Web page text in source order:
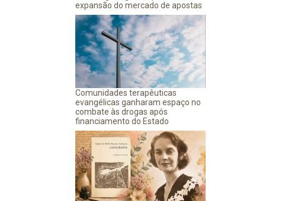
expansão do mercado de apostas
Comunidades terapêuticas
evangélicas ganharam espaço no
combate às drogas após
financiamento do Estado